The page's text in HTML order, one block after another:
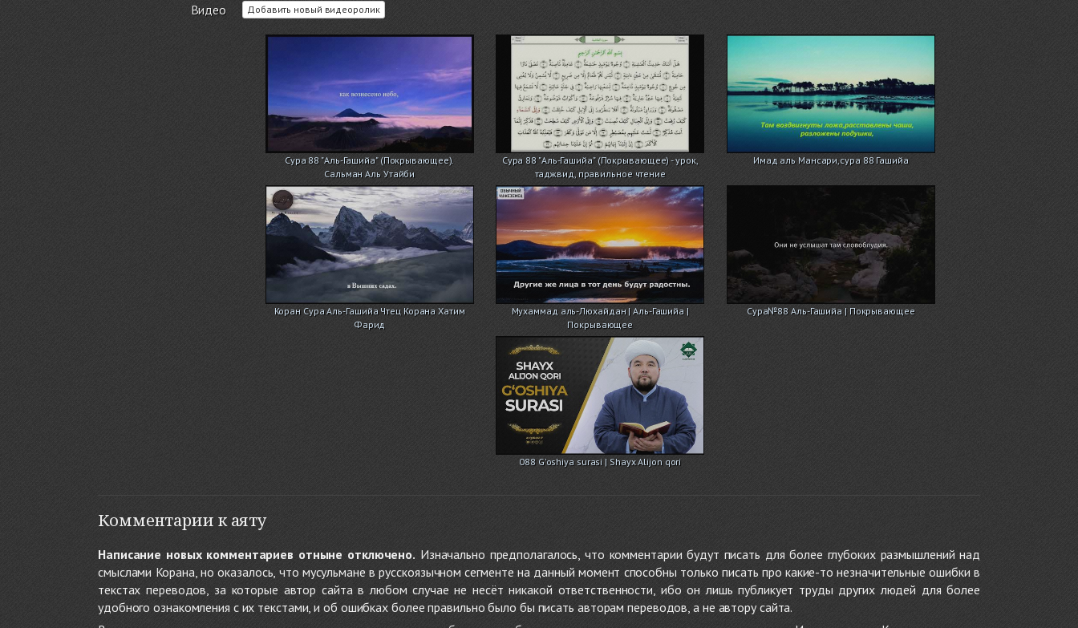
Видео Добавить новый видеоролик
Сура 88 "Аль-Гашийа" (Покрывающее).
Сальман Аль Утайби
Сура 88 "Аль-Гашийа" (Покрывающее) - урок,
таджвид, правильное чтение
Имад аль Мансари,сура 88 Гашийа
Коран Сура Аль-Гашийа Чтец Корана Хатим
Фарид
Мухаммад аль-Люхайдан | Аль-Гашийа |
Покрывающее
Сура№88 Аль-Гашийа | Покрывающее
088 G'oshiya surasi | Shayx Alijon qori
Комментарии к аяту
Написание новых комментариев отныне отключено. Изначально предполагалось, что комментарии будут писать для более глубоких размышлений над
смыслами Корана, но оказалось, что мусульмане в русскоязычном сегменте на данный момент способны только писать про какие-то незначительные ошибки в
текстах переводов, за которые автор сайта в любом случае не несёт никакой ответственности, ибо он лишь публикует труды других людей для более
удобного ознакомления с их текстами, и об ошибках более правильно было бы писать авторам переводов, а не автору сайта.